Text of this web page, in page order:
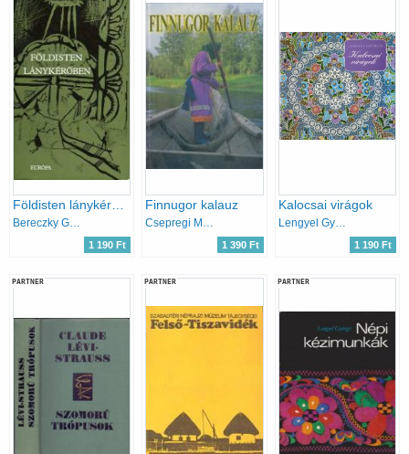
Bereczky Gábor (szerk)
1 190 Ft
Finnugor kalauz
Csepregi Márta
1 390 Ft
Kalocsai virágok
Lengyel Györgyi
1 190 Ft
PARTNER PARTNER PARTNER